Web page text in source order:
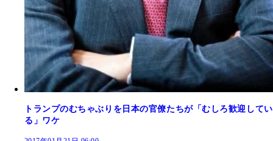
トランプのむちゃぶりを日本の官僚たちが「むしろ歓迎してい
る」ワケ